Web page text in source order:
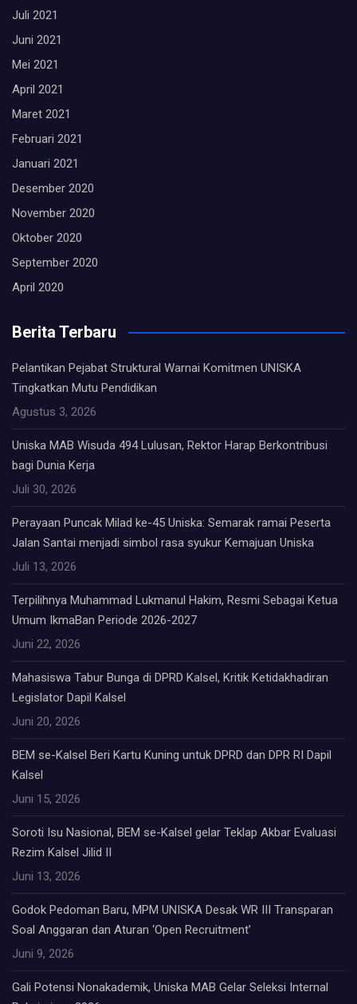
Juli 2021
Juni 2021
Mei 2021
April 2021
Maret 2021
Februari 2021
Januari 2021
Desember 2020
November 2020
Oktober 2020
September 2020
April 2020
Berita Terbaru
Pelantikan Pejabat Struktural Warnai Komitmen UNISKA
Tingkatkan Mutu Pendidikan
Agustus 3, 2026
Uniska MAB Wisuda 494 Lulusan, Rektor Harap Berkontribusi
bagi Dunia Kerja
Juli 30, 2026
Perayaan Puncak Milad ke-45 Uniska: Semarak ramai Peserta
Jalan Santai menjadi simbol rasa syukur Kemajuan Uniska
Juli 13, 2026
Terpilihnya Muhammad Lukmanul Hakim, Resmi Sebagai Ketua
Umum IkmaBan Periode 2026-2027
Juni 22, 2026
Mahasiswa Tabur Bunga di DPRD Kalsel, Kritik Ketidakhadiran
Legislator Dapil Kalsel
Juni 20, 2026
BEM se-Kalsel Beri Kartu Kuning untuk DPRD dan DPR RI Dapil
Kalsel
Juni 15, 2026
Soroti Isu Nasional, BEM se-Kalsel gelar Teklap Akbar Evaluasi
Rezim Kalsel Jilid II
Juni 13, 2026
Godok Pedoman Baru, MPM UNISKA Desak WR III Transparan
Soal Anggaran dan Aturan ‘Open Recruitment’
Juni 9, 2026
Gali Potensi Nonakademik, Uniska MAB Gelar Seleksi Internal